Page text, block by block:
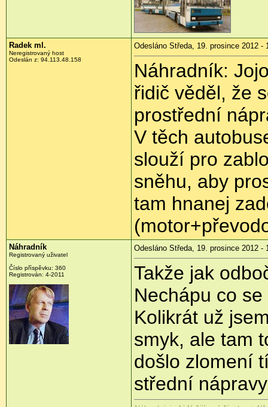
Radek ml.
Neregistrovaný host
Odeslán z: 94.113.48.158
Odesláno Středa, 19. prosince 2012 -
Náhradník:
řidič věděl, že
prostřední
V těch
slouží pro
sněhu, aby
tam hnanej
Náhradník
Registrovaný uživatel
Číslo příspěvku: 360
Registrován: 4-2011
Odesláno Středa, 19. prosince 2012 -
Takže jak
Nechápu co
Kolikrát už
smyk, ale tam
došlo zlomení
střední